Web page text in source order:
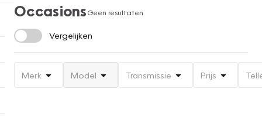
OccasionsGeen resultaten
Vergelijken
Merk Model Transmissie Prijs